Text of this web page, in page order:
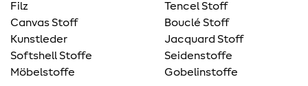
Filz
Canvas Stoff
Kunstleder
Softshell Stoffe
Möbelstoffe
Tencel Stoff
Bouclé Stoff
Jacquard Stoff
Seidenstoffe
Gobelinstoffe